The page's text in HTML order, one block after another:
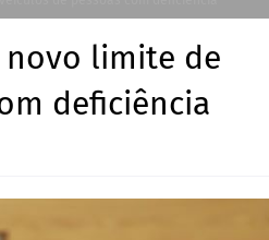
novo limite de
deficiência